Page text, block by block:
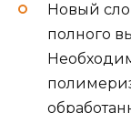
Новый
полного